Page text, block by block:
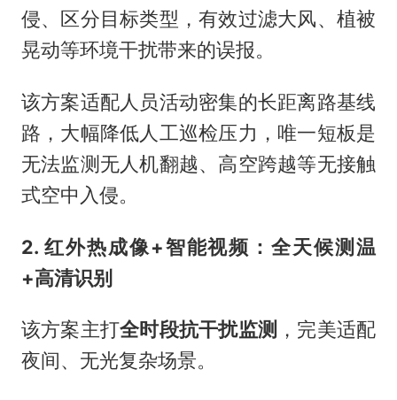
侵、区分目标类型，有效过滤大风、植被
晃动等环境干扰带来的误报。
该方案适配人员活动密集的长距离路基线
路，大幅降低人工巡检压力，唯一短板是
无法监测无人机翻越、高空跨越等无接触
式空中入侵。
2. 红外热成像+智能视频：全天候测温
+高清识别
该方案主打全时段抗干扰监测 ，完美适配
夜间、无光复杂场景。